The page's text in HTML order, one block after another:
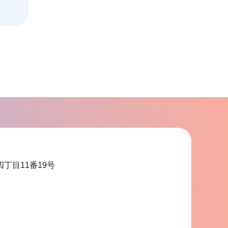
丁目11番19号